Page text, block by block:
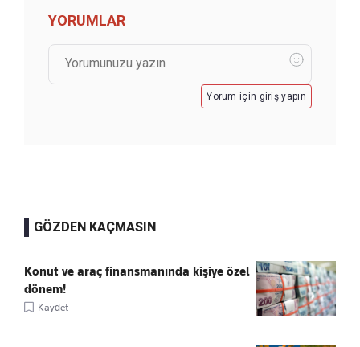
YORUMLAR
Yorum için giriş yapın
GÖZDEN KAÇMASIN
Konut ve araç finansmanında kişiye özel
dönem!
Kaydet